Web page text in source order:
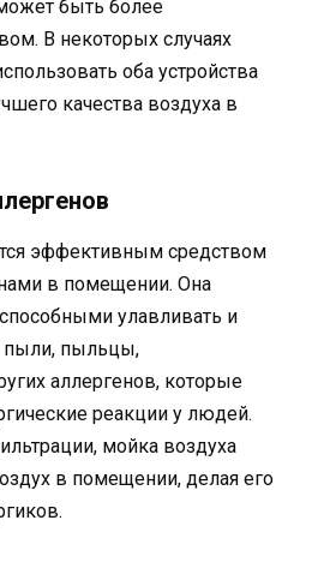
быть более
В некоторых случаях
оба устройства
качества воздуха в
эффективным средством
в помещении. Она
улавливать и
пыли, пыльцы,
аллергенов, которые
реакции у людей.
мойка воздуха
в помещении, делая его